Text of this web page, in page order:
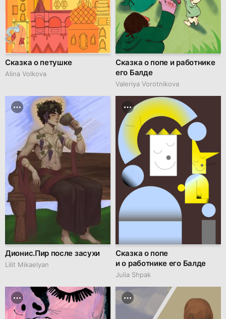
Сказка о петушке
Alina Volkova
Сказка о попе и работнике
его Балде
Valeriya Vorotnikova
Дионис.Пир после засухи
Lilit Mikaelyan
Сказка о попе
и о работнике его Балде
Julia Shpak